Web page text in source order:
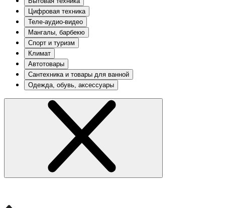
Цифровая техника
Теле-аудио-видео
Мангалы, барбекю
Спорт и туризм
Климат
Автотовары
Сантехника и товары для ванной
Одежда, обувь, аксессуары